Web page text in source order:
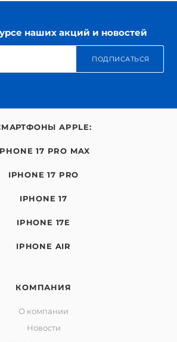
наших акций и новостей
ПОДПИСАТЬСЯ
APPLE:
17 PRO MAX
IPHONE 17 PRO
IPHONE 17
IPHONE 17E
IPHONE AIR
КОМПАНИЯ
О компании
Новости